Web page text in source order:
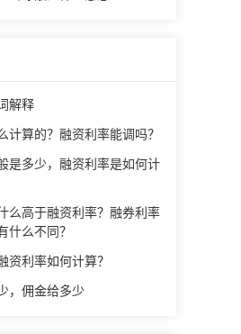
解释
计算的？融资利率能调吗？
是多少，融资利率是如何计
么高于融资利率？融券利率
什么不同？
资利率如何计算？
，佣金给多少